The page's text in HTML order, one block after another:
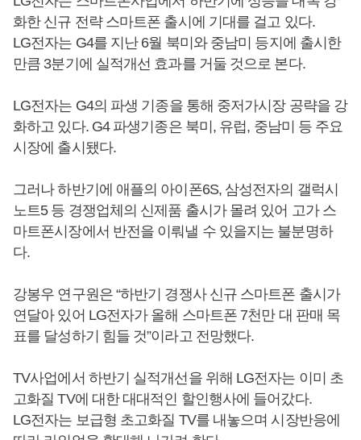
화한 신규 전략 스마트폰 출시에 기대를 걸고 있다.
LG전자는 G4를 지난 6월 북미와 중남미 등지에 출시한
만큼 3분기에 실적개선 효과를 거둘 것으로 본다.
LG전자는 G4의 파생 기종을 통해 중저가시장 공략을 강
화하고 있다. G4 파생기종은 북미, 유럽, 중남미 등 주요
시장에 출시됐다.
그러나 하반기에 애플의 아이폰6S, 삼성전자의 갤럭시
노트5 등 경쟁업체의 신제품 출시가 몰려 있어 고가 스
마트폰시장에서 반전을 이뤄낼 수 있을지는 불분명하
다.
강봉우 연구원은 “하반기 경쟁사 신규 스마트폰 출시가
연달아 있어 LG전자가 올해 스마트폰 7천만 대 판매 목
표를 달성하기 힘들 것”이라고 전망했다.
TV사업에서 하반기 실적개선을 위해 LG전자는 이미 초
고화질 TV에 대한 대대적인 할인행사에 들어갔다.
LG전자는 보급형 초고화질 TV를 내놓으며 시장반응에